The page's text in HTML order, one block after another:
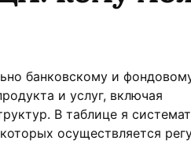
банковскому и
и услуг, включая
В таблице я
осуществляется